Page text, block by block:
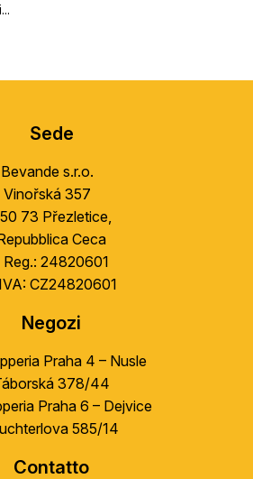
Sede
Bevande s.r.o.
Vinořská 357
73 Přezletice,
Ceca
Reg.: 24820601
CZ24820601
Negozi
Praha 4 – Nusle
378/44
Praha 6 – Dejvice
585/14
Contatto